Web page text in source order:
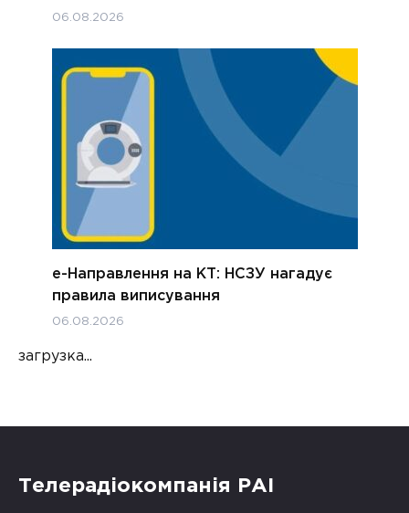
06.08.2026
е-Направлення на КТ: НСЗУ нагадує
правила виписування
06.08.2026
загрузка...
Телерадіокомпанія РАІ